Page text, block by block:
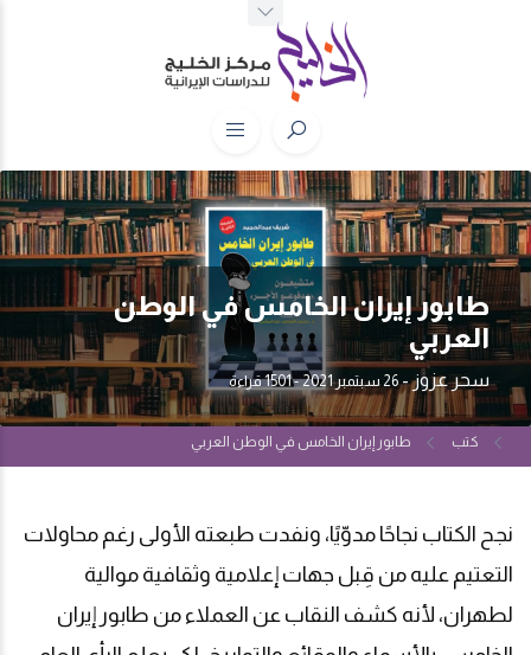
طابور إيران الخامس في الوطن
العربي
سحر عزوز-26 سبتمبر 2021 - 1501 قراءة
كتب طابور إيران الخامس في الوطن العربي
نجح الكتاب نجاحًا مدوّيًا، ونفدت طبعته الأولى رغم محاولات
التعتيم عليه من قِبل جهات إعلامية وثقافية موالية
لطهران، لأنه كشف النقاب عن العملاء من طابور إيران